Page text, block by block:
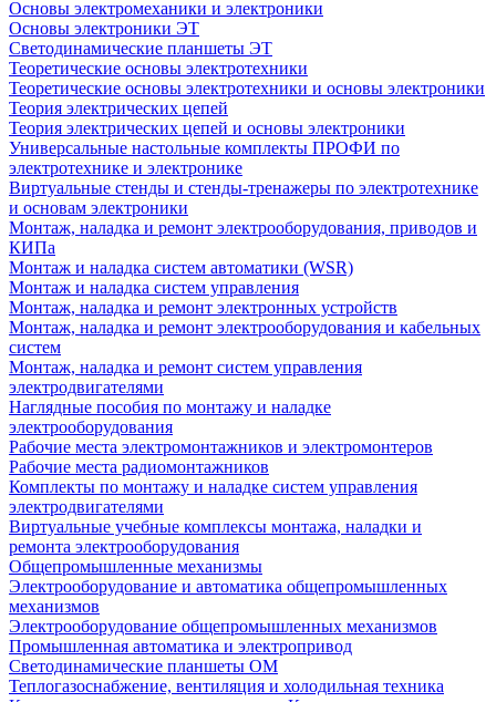
Основы электромеханики и электроники
Основы электроники ЭТ
Светодинамические планшеты ЭТ
Теоретические основы электротехники
Теоретические основы электротехники и основы электроники
Теория электрических цепей
Теория электрических цепей и основы электроники
Универсальные настольные комплекты ПРОФИ по
электротехнике и электронике
Виртуальные стенды и стенды-тренажеры по электротехнике
и основам электроники
Монтаж, наладка и ремонт электрооборудования, приводов и
КИПа
Монтаж и наладка систем автоматики (WSR)
Монтаж и наладка систем управления
Монтаж, наладка и ремонт электронных устройств
Монтаж, наладка и ремонт электрооборудования и кабельных
систем
Монтаж, наладка и ремонт систем управления
электродвигателями
Наглядные пособия по монтажу и наладке
электрооборудования
Рабочие места электромонтажников и электромонтеров
Рабочие места радиомонтажников
Комплекты по монтажу и наладке систем управления
электродвигателями
Виртуальные учебные комплексы монтажа, наладки и
ремонта электрооборудования
Общепромышленные механизмы
Электрооборудование и автоматика общепромышленных
механизмов
Электрооборудование общепромышленных механизмов
Промышленная автоматика и электропривод
Светодинамические планшеты ОМ
Теплогазоснабжение, вентиляция и холодильная техника